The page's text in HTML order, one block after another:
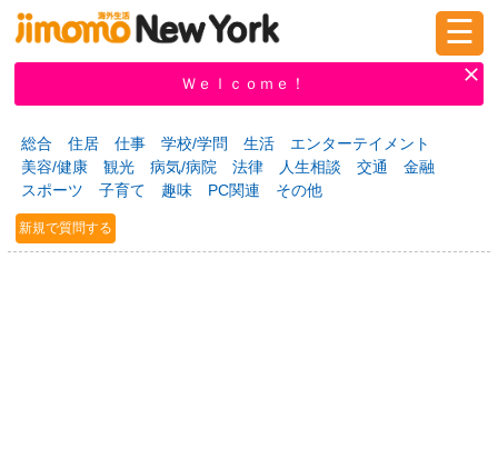
新規登録
掲示板 タウン情報 教えて！
☰
Ｗｅｌｃｏｍｅ！
総合 住居 仕事 学校/学問 生活
エンターテイメント
美容/健康
観光 病気/病院 法律 人生相談 交通
金融
スポーツ
子育て 趣味 PC関連 その他
新規で質問する